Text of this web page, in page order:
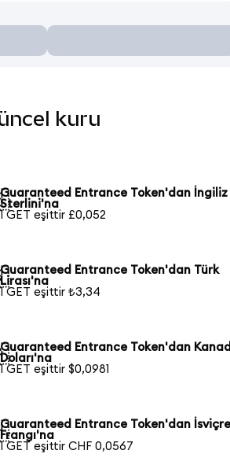
kuru
Guaranteed Entrance Token'dan İngiliz
Sterlini'na
1 GET eşittir £0,052
Guaranteed Entrance Token'dan Türk
Lirası'na
1 GET eşittir ₺3,34
Guaranteed Entrance Token'dan
Doları'na
1 GET eşittir $0,0981
Guaranteed Entrance Token'dan İsviçre
Frangı'na
1 GET eşittir CHF 0,0567